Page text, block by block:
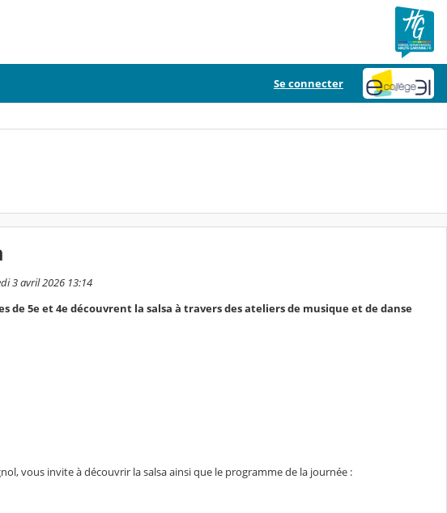
Se connecter
3 avril 2026 13:14
de 5e et 4e découvrent la salsa à travers des ateliers de musique et de danse
vous invite à découvrir la salsa ainsi que le programme de la journée :